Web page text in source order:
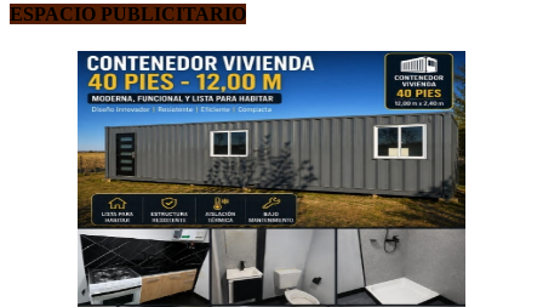
ESPACIO PUBLICITARIO